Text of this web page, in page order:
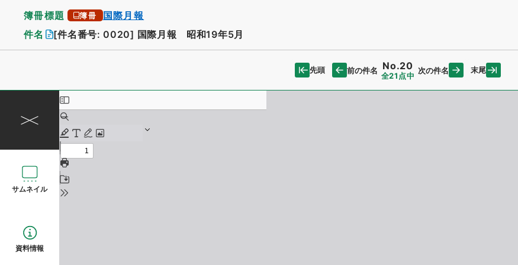
簿冊標題 簿冊 国際月報
件名 [件名番号: 0020] 国際月報 昭和19年5月
先頭 前の件名 No.20
全21点中
次の件名 末尾
サムネイル
資料情報